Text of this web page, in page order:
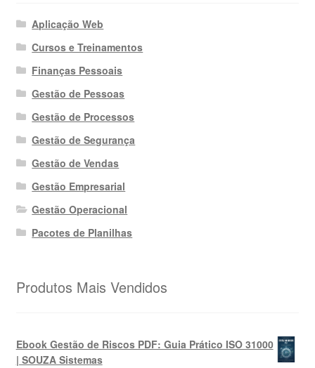
Aplicação Web
Cursos e Treinamentos
Finanças Pessoais
Gestão de Pessoas
Gestão de Processos
Gestão de Segurança
Gestão de Vendas
Gestão Empresarial
Gestão Operacional
Pacotes de Planilhas
Produtos Mais Vendidos
Ebook Gestão de Riscos PDF: Guia Prático ISO 31000
| SOUZA Sistemas